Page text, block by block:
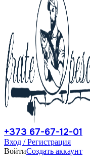
+373 67-67-12-01
Вход / Регистрация
ВойтиСоздать аккаунт